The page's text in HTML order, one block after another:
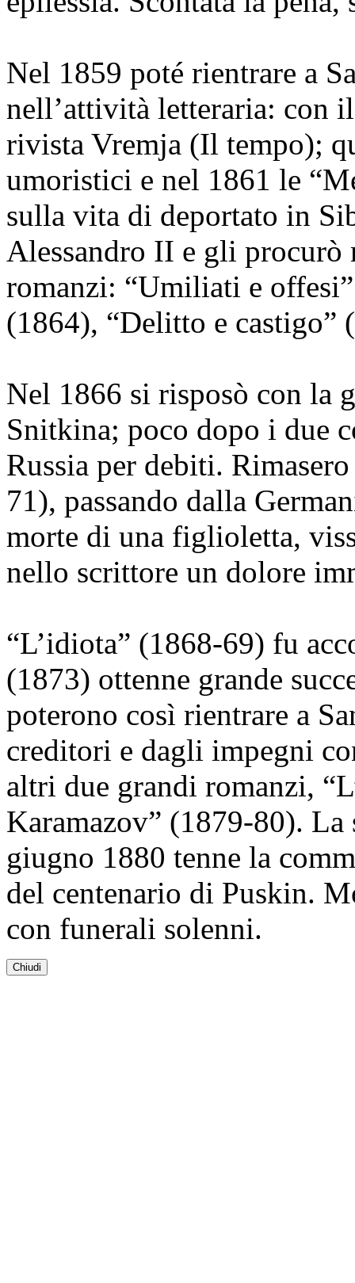
Nel 1859 poté rientrare a
nell’attività letteraria: con
rivista Vremja (Il tempo);
umoristici e nel 1861 le
sulla vita di deportato in
Alessandro II e gli procurò
romanzi: “Umiliati e
(1864), “Delitto e castigo”
Nel 1866 si risposò con la
Snitkina; poco dopo i due
Russia per debiti.
71), passando dalla
morte di una figlioletta,
nello scrittore un dolore
“L’idiota” (1868-69) fu
(1873) ottenne grande
poterono così rientrare a
creditori e dagli impegni
altri due grandi romanzi,
Karamazov” (1879-80).
giugno 1880 tenne la
del centenario di Puskin.
con funerali solenni.
Chiudi